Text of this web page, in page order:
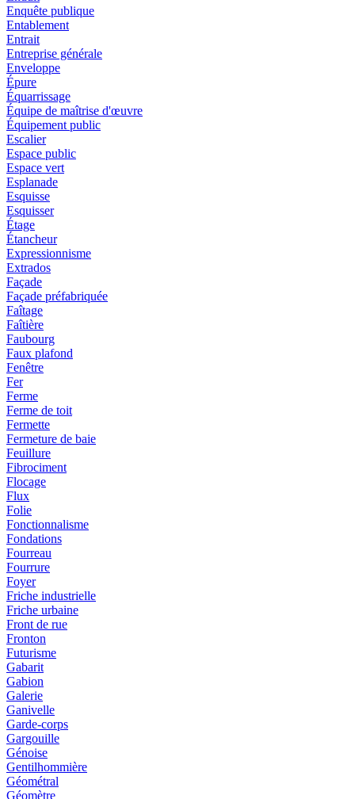
Enquête publique
Entablement
Entrait
Entreprise générale
Enveloppe
Épure
Équarrissage
Équipe de maîtrise d'œuvre
Équipement public
Escalier
Espace public
Espace vert
Esplanade
Esquisse
Esquisser
Étage
Étancheur
Expressionnisme
Extrados
Façade
Façade préfabriquée
Faîtage
Faîtière
Faubourg
Faux plafond
Fenêtre
Fer
Ferme
Ferme de toit
Fermette
Fermeture de baie
Feuillure
Fibrociment
Flocage
Flux
Folie
Fonctionnalisme
Fondations
Fourreau
Fourrure
Foyer
Friche industrielle
Friche urbaine
Front de rue
Fronton
Futurisme
Gabarit
Gabion
Galerie
Ganivelle
Garde-corps
Gargouille
Génoise
Gentilhommière
Géométral
Géomètre